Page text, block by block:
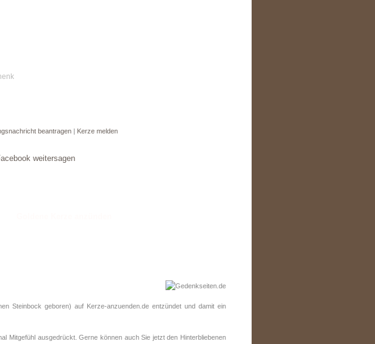
beantragen | Kerze melden
weitersagen
Steinbock geboren) auf Kerze-anzuenden.de entzündet und damit ein
Mitgefühl ausgedrückt. Gerne können auch Sie jetzt den Hinterbliebenen